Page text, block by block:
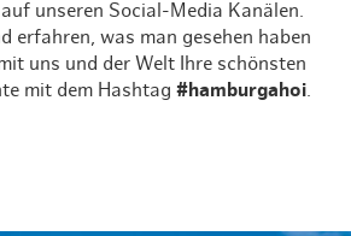
unseren Social-Media Kanälen.
erfahren, was man gesehen haben
uns und der Welt Ihre schönsten
mit dem Hashtag #hamburgahoi